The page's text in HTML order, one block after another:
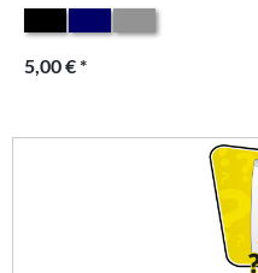
5,00 € *